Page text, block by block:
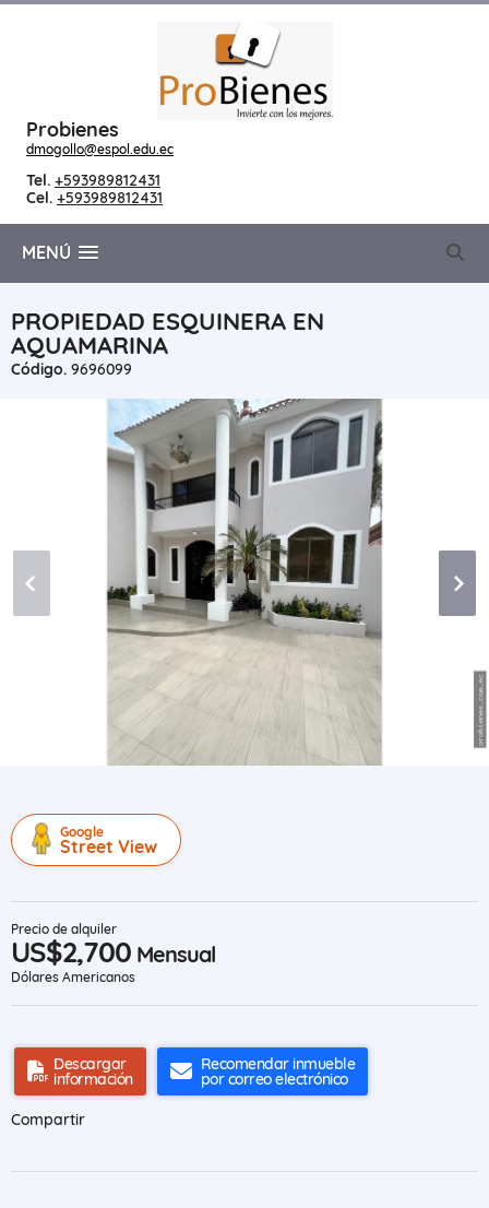
Probienes
dmogollo@espol.edu.ec
Tel. +593989812431
Cel. +593989812431
MENÚ
PROPIEDAD ESQUINERA EN
AQUAMARINA
Código. 9696099
Google
Street View
Precio de alquiler
US$2,700 Mensual
Dólares Americanos
Descargar
información
Recomendar inmueble
por correo electrónico
Compartir